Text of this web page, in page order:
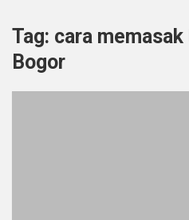
Tag: cara
Bogor